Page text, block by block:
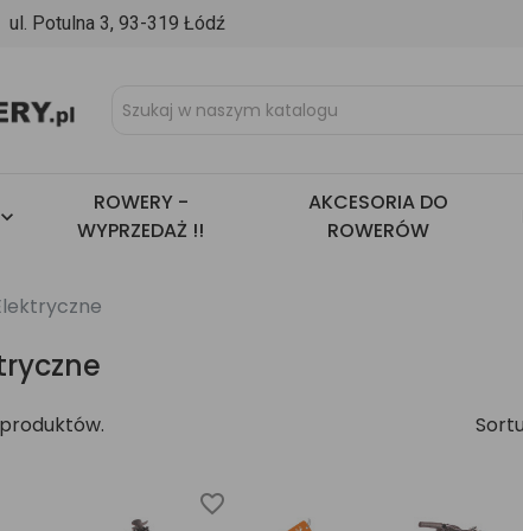
Potulna 3, 93-319 Łódź

ROWERY -
WYPRZEDAŻ !!
AKCESORIA DO
ROWERÓW
favorite_border